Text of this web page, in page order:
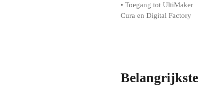
• Toegang tot UltiMaker
Cura en Digital Factory
Belangrijkste